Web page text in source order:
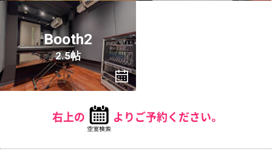
Booth2
2.5帖
右上の よりご予約ください。